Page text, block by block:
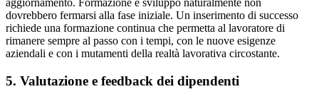
aggiornamento. Formazione e sviluppo naturalmente non
dovrebbero fermarsi alla fase iniziale. Un inserimento di successo
richiede una formazione continua che permetta al lavoratore di
rimanere sempre al passo con i tempi, con le nuove esigenze
aziendali e con i mutamenti della realtà lavorativa circostante.
5. Valutazione e feedback dei dipendenti